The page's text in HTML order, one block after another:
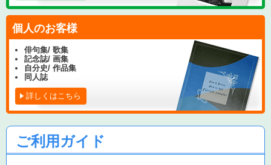
個人のお客様
俳句集/ 歌集
記念誌/ 画集
自分史/ 作品集
同人誌
詳しくはこちら
ご利用ガイド